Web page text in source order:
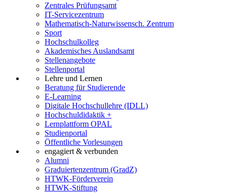
Zentrales Prüfungsamt
IT-Servicezentrum
Mathematisch-Naturwissensch. Zentrum
Sport
Hochschulkolleg
Akademisches Auslandsamt
Stellenangebote
Stellenportal
Lehre und Lernen
Beratung für Studierende
E-Learning
Digitale Hochschullehre (IDLL)
Hochschuldidaktik +
Lernplattform OPAL
Studienportal
Öffentliche Vorlesungen
engagiert & verbunden
Alumni
Graduiertenzentrum (GradZ)
HTWK-Förderverein
HTWK-Stiftung